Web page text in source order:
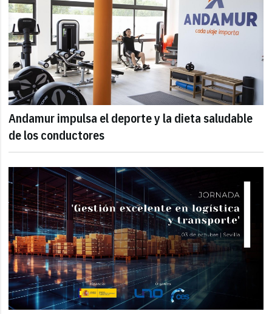
Andamur impulsa el deporte y la dieta saludable
de los conductores